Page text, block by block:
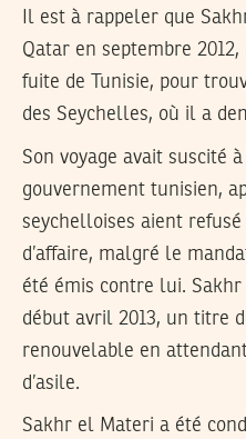
Il est à rappeler que
Qatar en septembre
fuite de Tunisie, pour
des Seychelles, où il a
Son voyage avait suscité
gouvernement tunisien,
seychelloises aient refusé
d’affaire, malgré le
été émis contre lui.
début avril 2013, un titre
renouvelable en
d’asile.
Sakhr el Materi a été